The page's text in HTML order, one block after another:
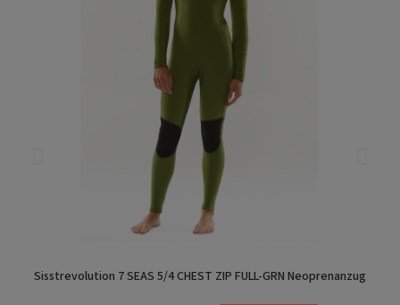
Sisstrevolution 7 SEAS 5/4 CHEST ZIP FULL-GRN Neoprenanzug